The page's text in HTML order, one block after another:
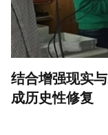
结合增强现实
成历史性修复